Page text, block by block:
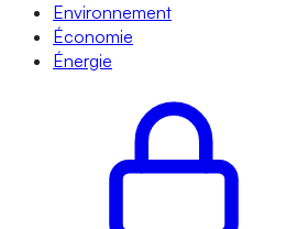
Environnement
Économie
Énergie